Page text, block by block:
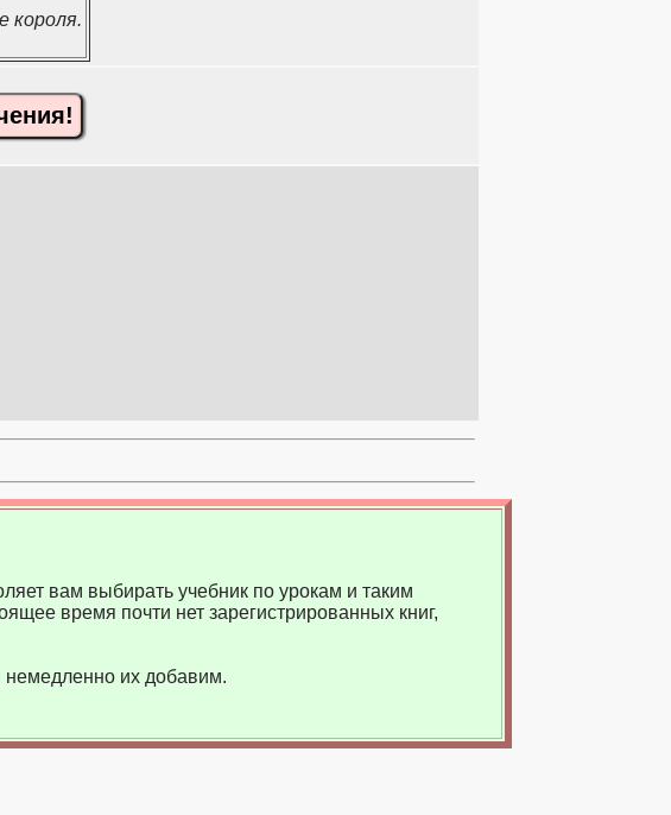
короля.
вам выбирать учебник по урокам и таким
время почти нет зарегистрированных книг,
их добавим.